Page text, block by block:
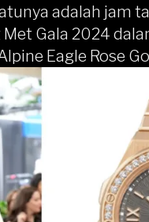
adalah jam
Gala 2024
Eagle Rose